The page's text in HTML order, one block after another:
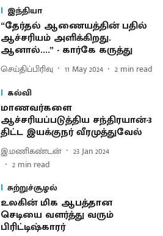
இந்தியா
“தேர்தல் ஆணையத்தின் பதில்
ஆச்சரியம் அளிக்கிறது.
ஆனால்....” - கார்கே கருத்து
செய்திப்பிரிவு 11 May 2024 2 min read
கல்வி
மாணவர்களை
ஆச்சரியப்படுத்திய சந்திரயான்-3
திட்ட இயக்குநர் வீரமுத்துவேல்
இ.மணிகண்டன்
23 Jan 2024
2 min read
சுற்றுச்சூழல்
உலகின் மிக ஆபத்தான
செடியை வளர்த்து வரும்
பிரிட்டிஷ்காரர்